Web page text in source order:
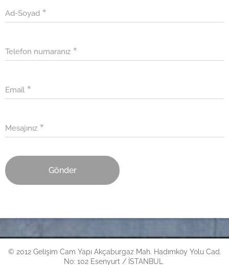
Ad-Soyad
Telefon numaranız
Email
Mesajınız
Gönder
© 2012 Gelişim Cam Yapı Akçaburgaz Mah. Hadımköy Yolu Cad.
No: 102 Esenyurt / İSTANBUL